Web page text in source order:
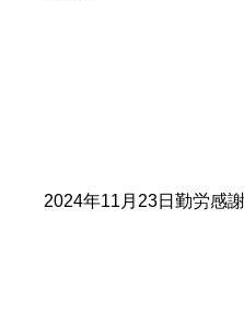
2024年11月23日勤労感